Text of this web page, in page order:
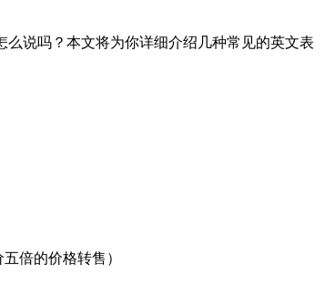
说吗？本文将为你详细介绍几种常见的英文表
五倍的价格转售）